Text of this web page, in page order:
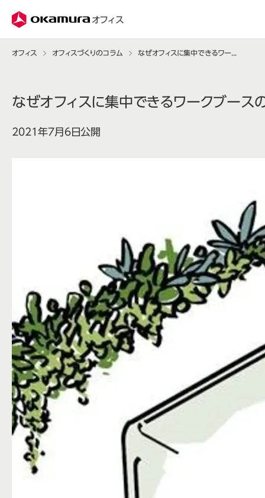
オフィス
オフィス オフィスづくりのコラム
なぜオフィスに集中できるワークブース
2021年7月6日公開